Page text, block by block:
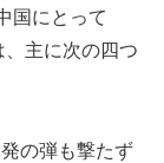
国にとって
、主に次の四つ
発の弾も撃たず